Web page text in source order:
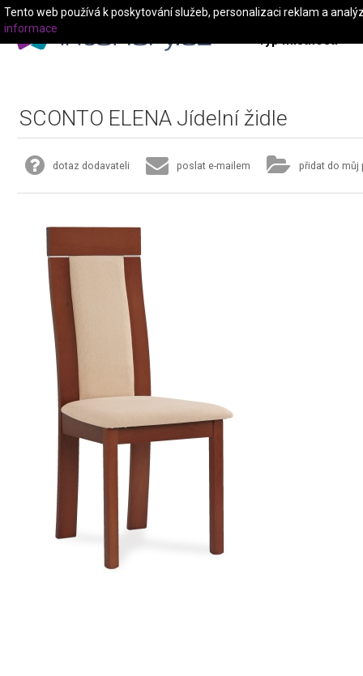
Typ místnosti
SCONTO ELENA Jídelní židle
dotaz dodavateli poslat e-mailem přidat do můj
Tento web používá k poskytování služeb, personalizaci reklam a
informace